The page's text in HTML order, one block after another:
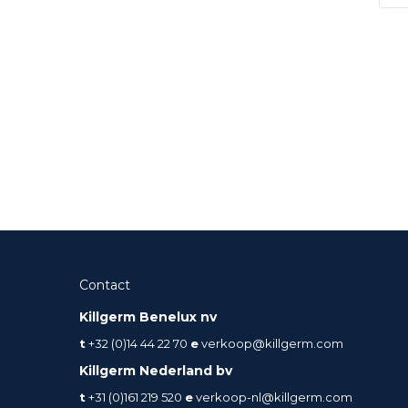
Contact
Killgerm Benelux nv
t+32 (0)14 44 22 70 everkoop@killgerm.com
Killgerm Nederland bv
t+31 (0)161 219 520 everkoop-nl@killgerm.com